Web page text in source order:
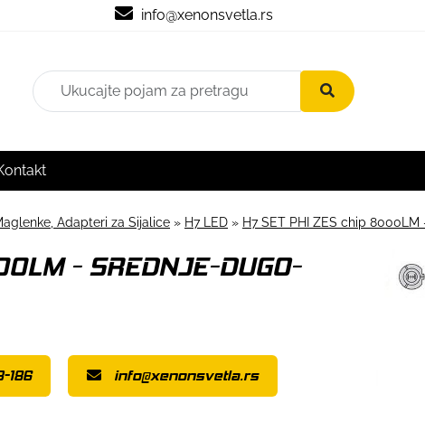
info@xenonsvetla.rs
Adapteri za Sijalice » H7 LED » H7 SET PHI ZES chip
- SREDNJE-DUGO-
186 info@xenonsvetla.rs